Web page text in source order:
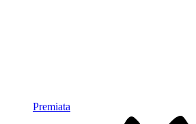
Premiata